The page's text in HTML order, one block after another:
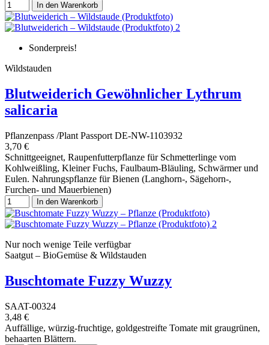
In den Warenkorb
Sonderpreis!
Wildstauden
Blutweiderich Gewöhnlicher Lythrum
salicaria
Pflanzenpass /Plant Passport DE-NW-1103932
3,70 €
Schnittgeeignet, Raupenfutterpflanze für Schmetterlinge vom
Kohlweißling, Kleiner Fuchs, Faulbaum-Bläuling, Schwärmer und
Eulen. Nahrungspflanze für Bienen (Langhorn-, Sägehorn-,
Furchen- und Mauerbienen)
In den Warenkorb
Nur noch wenige Teile verfügbar
Saatgut – BioGemüse & Wildstauden
Buschtomate Fuzzy Wuzzy
SAAT-00324
3,48 €
Auffällige, würzig-fruchtige, goldgestreifte Tomate mit graugrünen,
behaarten Blättern.